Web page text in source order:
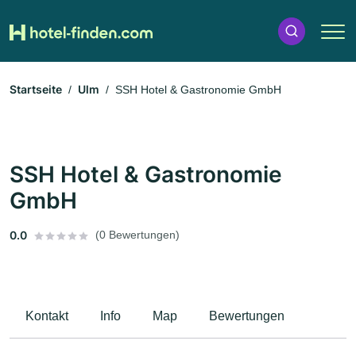
Startseite Ulm SSH Hotel & Gastronomie GmbH
SSH Hotel & Gastronomie
GmbH
0.0 (0 Bewertungen)
Kontakt Info Map Bewertungen